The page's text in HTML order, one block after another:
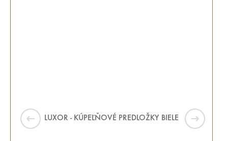
LUXOR - KÚPEĽŇOVÉ PREDLOŽKY BIELE